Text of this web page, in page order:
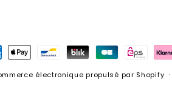
électronique propulsé par Shopify